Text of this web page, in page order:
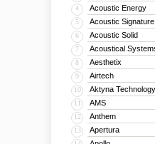
4 Acoustic Energy
5 Acoustic Signature
6 Acoustic Solid
7 Acoustical
8 Aesthetix
9 Airtech
10 Aktyna Technology
11 AMS
12 Anthem
13 Apertura